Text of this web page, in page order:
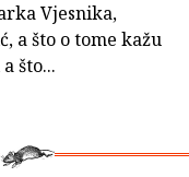
Vjesnika,
a što o tome kažu
što...